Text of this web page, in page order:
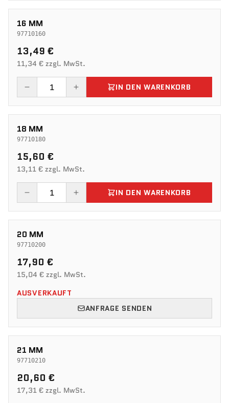
16 MM
97710160
13,49 €
11,34 € zzgl. MwSt.
IN DEN WARENKORB
18 MM
97710180
15,60 €
13,11 € zzgl. MwSt.
IN DEN WARENKORB
20 MM
97710200
17,90 €
15,04 € zzgl. MwSt.
AUSVERKAUFT
ANFRAGE SENDEN
21 MM
97710210
20,60 €
17,31 € zzgl. MwSt.